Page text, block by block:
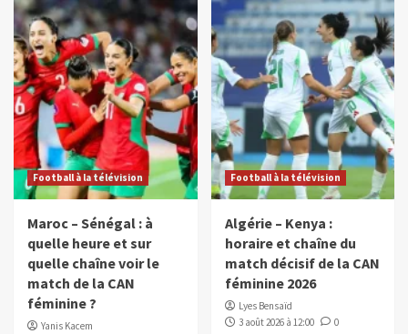
Football à la télévision
Maroc – Sénégal : à
quelle heure et sur
quelle chaîne voir le
match de la CAN
féminine ?
Yanis Kacem
Football à la télévision
Algérie – Kenya :
horaire et chaîne du
match décisif de la CAN
féminine 2026
Lyes Bensaïd
3 août 2026 à 12:00
0